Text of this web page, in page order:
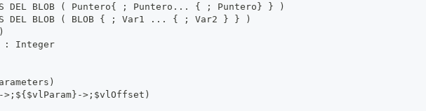
DEL BLOB ( Puntero{ ; Puntero... { ; Puntero} } )
DEL BLOB ( BLOB { ; Var1 ... { ; Var2 } } )
: Integer
>;${$vlParam}->;$vlOffset)